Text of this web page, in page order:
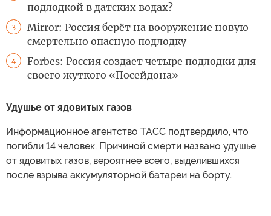
подлодкой в датских водах?
3
Mirror: Россия берёт на вооружение новую
смертельно опасную подлодку
4
Forbes: Россия создает четыре подлодки для
своего жуткого «Посейдона»
Удушье от ядовитых газов
Информационное агентство ТАСС подтвердило, что
погибли 14 человек. Причиной смерти названо удушье
от ядовитых газов, вероятнее всего, выделившихся
после взрыва аккумуляторной батареи на борту.